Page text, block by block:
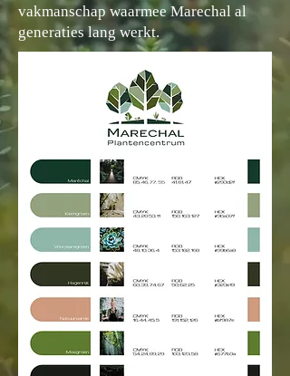
vakmanschap waarmee Marechal al
generaties lang werkt.